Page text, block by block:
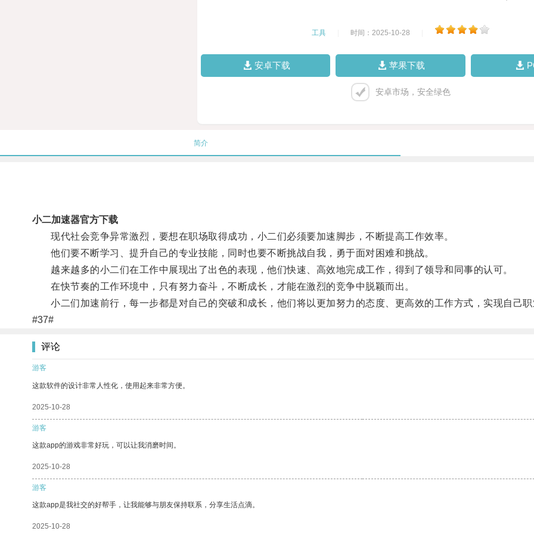
工具 时间：2025-10-28
安卓下载 苹果下载
安卓市场，安全绿色
简介
小二加速器官方下载
现代社会竞争异常激烈，要想在职场取得成功，小二们必须要加速脚步，不断提高工作效率。
他们要不断学习、提升自己的专业技能，同时也要不断挑战自我，勇于面对困难和挑战。
越来越多的小二们在工作中展现出了出色的表现，他们快速、高效地完成工作，得到了领导和同事的认可。
在快节奏的工作环境中，只有努力奋斗，不断成长，才能在激烈的竞争中脱颖而出。
小二们加速前行，每一步都是对自己的突破和成长，他们将以更加努力的态度、更高效的工作方式，实现自己职
#37#
评论
游客
这款软件的设计非常人性化，使用起来非常方便。
2025-10-28
游客
这款app的游戏非常好玩，可以让我消磨时间。
2025-10-28
游客
这款app是我社交的好帮手，让我能够与朋友保持联系，分享生活点滴。
2025-10-28